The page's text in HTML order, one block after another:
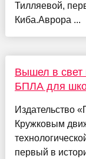
Тилляевой,
Киба.Аврора ...
Вышел в свет
БПЛА для
Издательство
Кружковым
первый в